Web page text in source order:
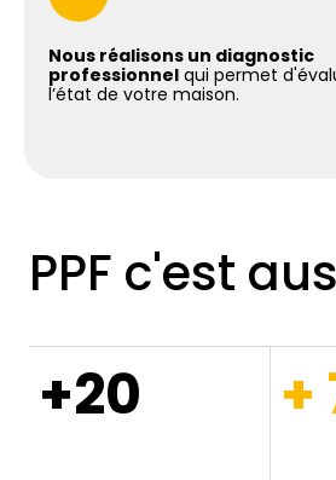
Nous réalisons un diagnostic
professionnel qui permet
l’état de votre maison.
PPF c'est
+20 +